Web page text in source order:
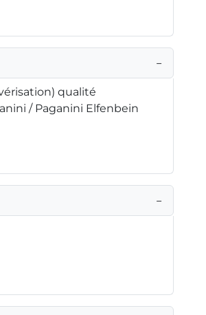
−
qualité
/ Paganini Elfenbein
−